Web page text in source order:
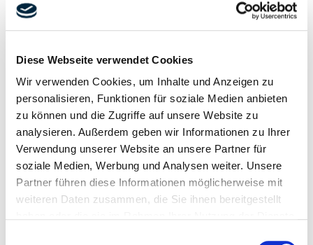
Diese Webseite verwendet Cookies
Wir verwenden Cookies, um Inhalte und Anzeigen zu
personalisieren, Funktionen für soziale Medien anbieten
zu können und die Zugriffe auf unsere Website zu
analysieren. Außerdem geben wir Informationen zu Ihrer
Verwendung unserer Website an unsere Partner für
soziale Medien, Werbung und Analysen weiter. Unsere
Partner führen diese Informationen möglicherweise mit
weiteren Daten zusammen, die Sie ihnen bereitgestellt
SCHWEISSER
In unbefristeter Festanstellung in Vollzeit
SIE SIND VERANTWORTLICH FÜR:
Die Erstellung von Schweißnähten im
erdverlegten Rohrleitungsbau
Schweißen von Fernwärme- und
Gasrohrleitungen
Stahlrohrverbindungen im Pressverfahren
Vorbereitung und Verlegung von Rohrleitungen